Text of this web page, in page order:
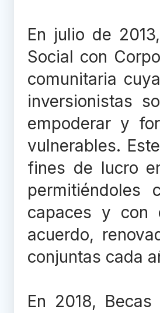
En julio de
Social con
comunitaria
inversionistas
empoderar y
vulnerables.
fines de lucro
permitiéndoles
capaces y con
acuerdo,
conjuntas cada
En 2018,